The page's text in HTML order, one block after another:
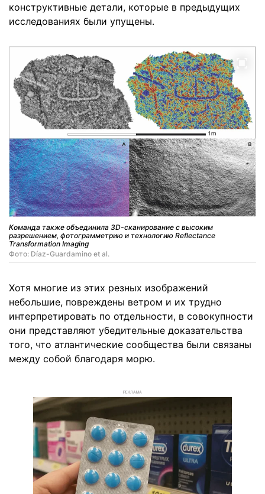
конструктивные детали, которые в предыдущих
исследованиях были упущены.
Команда также объединила 3D-сканирование с высоким
разрешением, фотограмметрию и технологию Reflectance
Transformation Imaging
Фото: Díaz-Guardamino et al.
Хотя многие из этих резных изображений
небольшие, повреждены ветром и их трудно
интерпретировать по отдельности, в совокупности
они представляют убедительные доказательства
того, что атлантические сообщества были связаны
между собой благодаря морю.
РЕКЛАМА